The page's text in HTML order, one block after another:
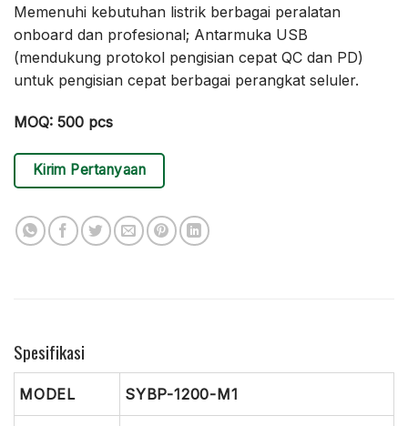
Memenuhi kebutuhan listrik berbagai peralatan
onboard dan profesional; Antarmuka USB
(mendukung protokol pengisian cepat QC dan PD)
untuk pengisian cepat berbagai perangkat seluler.
MOQ: 500 pcs
Kirim Pertanyaan
Spesifikasi
MODEL SYBP-1200-M1